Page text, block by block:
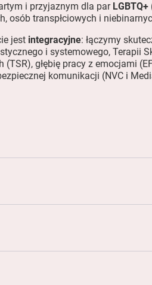
i przyjaznym dla par LGBTQ+
osób transpłciowych i
jest integracyjne: łączymy
i systemowego, Terapii
(TSR), głębię pracy z emocjami
komunikacji (NVC i